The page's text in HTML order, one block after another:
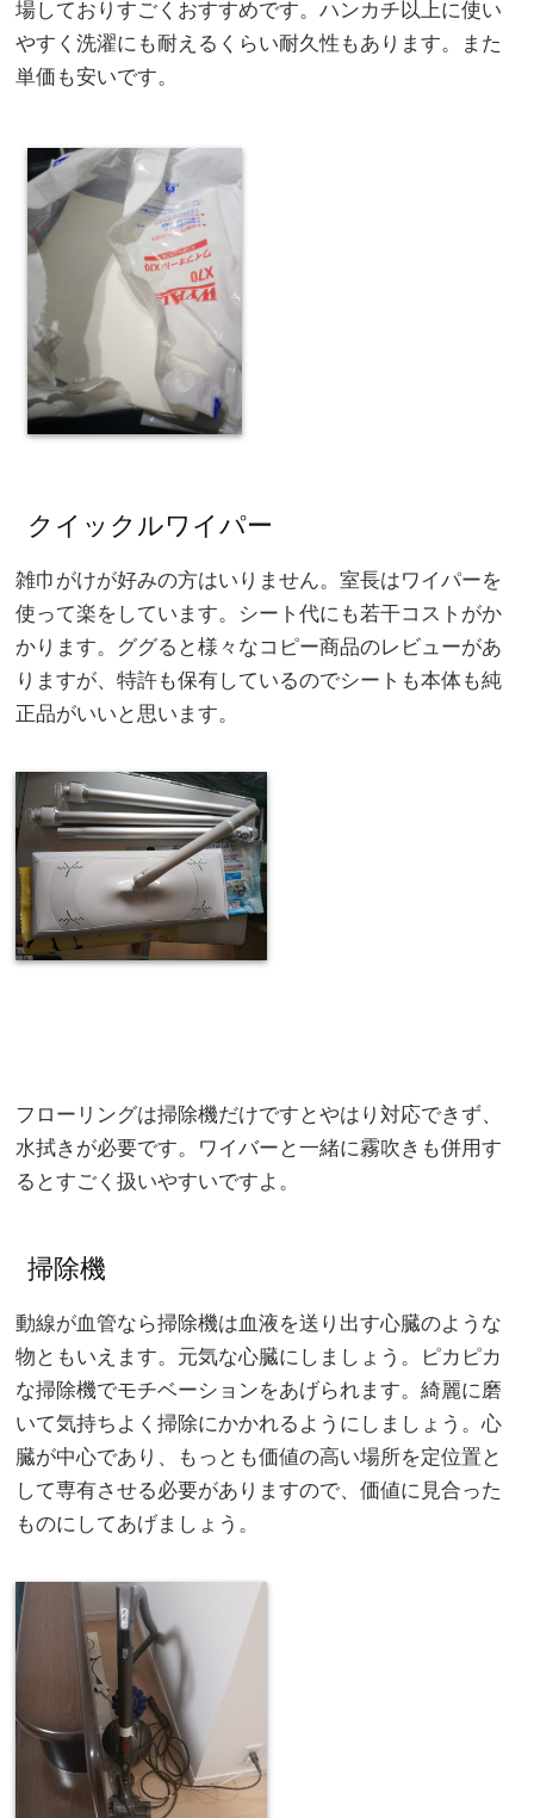
場しておりすごくおすすめです。ハンカチ以上に使い
やすく洗濯にも耐えるくらい耐久性もあります。また
単価も安いです。
クイックルワイパー
雑巾がけが好みの方はいりません。室長はワイパーを
使って楽をしています。シート代にも若干コストがか
かります。ググると様々なコピー商品のレビューがあ
りますが、特許も保有しているのでシートも本体も純
正品がいいと思います。
フローリングは掃除機だけですとやはり対応できず、
水拭きが必要です。ワイバーと一緒に霧吹きも併用す
るとすごく扱いやすいですよ。
掃除機
動線が血管なら掃除機は血液を送り出す心臓のような
物ともいえます。元気な心臓にしましょう。ピカピカ
な掃除機でモチベーションをあげられます。綺麗に磨
いて気持ちよく掃除にかかれるようにしましょう。心
臓が中心であり、もっとも価値の高い場所を定位置と
して専有させる必要がありますので、価値に見合った
ものにしてあげましょう。